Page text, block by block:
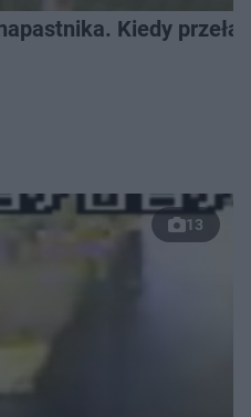
Kiedy
13